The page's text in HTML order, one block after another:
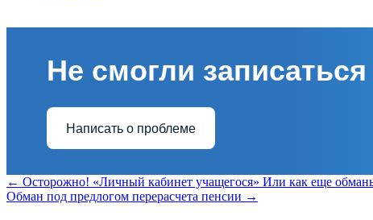
Не смогли
Написать о проблеме
← Осторожно! «Личный кабинет учащегося» Или как еще
Обман под предлогом перерасчета пенсии →